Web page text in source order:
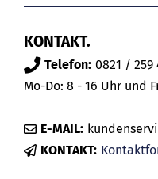
KONTAKT.
Telefon: 0821 / 259
Mo-Do: 8 - 16 Uhr und
E-MAIL:
KONTAKT: